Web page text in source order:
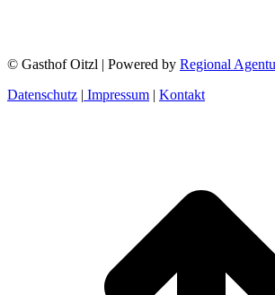
© Gasthof Oitzl | Powered by Regional
Datenschutz | Impressum | Kontakt